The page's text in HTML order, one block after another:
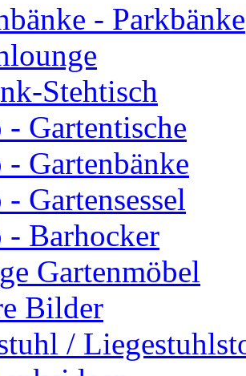
- Parkbänke
Stehtisch
Gartentische
Gartenbänke
Gartensessel
- Barhocker
Gartenmöbel
Bilder
/